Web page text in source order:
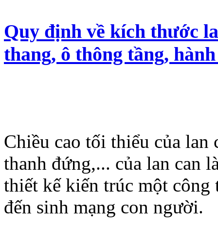
Quy định về kích thước
thang, ô thông tầng,
Chiều cao tối thiểu của lan
thanh đứng,... của lan can
thiết kế kiến trúc một
đến sinh mạng con người.